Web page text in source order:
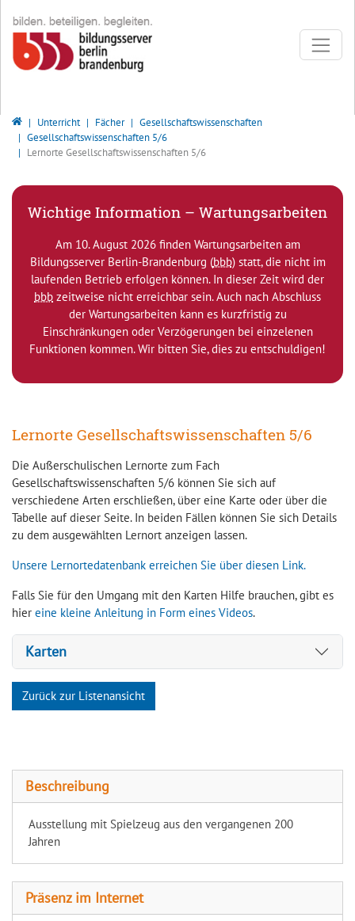
Bildungsserver Berlin - Brandenburg
Unterricht Fächer
Gesellschaftswissenschaften
Gesellschaftswissenschaften 5/6
Lernorte Gesellschaftswissenschaften 5/6
Wichtige Information – Wartungsarbeiten
Am 10. August 2026 finden Wartungsarbeiten am
Bildungsserver Berlin-Brandenburg (bbb) statt, die nicht im
laufenden Betrieb erfolgen können. In dieser Zeit wird der
bbb zeitweise nicht erreichbar sein. Auch nach Abschluss
der Wartungsarbeiten kann es kurzfristig zu
Einschränkungen oder Verzögerungen bei einzelenen
Funktionen kommen. Wir bitten Sie, dies zu entschuldigen!
Lernorte Gesellschaftswissenschaften 5/6
Die Außerschulischen Lernorte zum Fach
Gesellschaftswissenschaften 5/6 können Sie sich auf
verschiedene Arten erschließen, über eine Karte oder über die
Tabelle auf dieser Seite. In beiden Fällen können Sie sich Details
zu dem ausgewählten Lernort anzeigen lassen.
Unsere Lernortedatenbank erreichen Sie über diesen Link.
Falls Sie für den Umgang mit den Karten Hilfe brauchen, gibt es
hier eine kleine Anleitung in Form eines Videos.
Karten
Zurück zur Listenansicht
Beschreibung
Ausstellung mit Spielzeug aus den vergangenen 200
Jahren
Präsenz im Internet